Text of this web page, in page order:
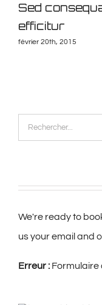
Sed
efficitur
février 20th, 2015
Rechercher:
We're ready to
us your email and
Erreur : Formulaire